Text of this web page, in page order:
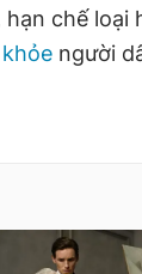
chế
người